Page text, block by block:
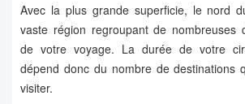
Avec la plus grande superficie, le nord
vaste région regroupant de nombreuses
de votre voyage. La durée de votre
dépend donc du nombre de destinations
visiter.